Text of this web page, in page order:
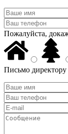
Пожалуйста,
Письмо директору